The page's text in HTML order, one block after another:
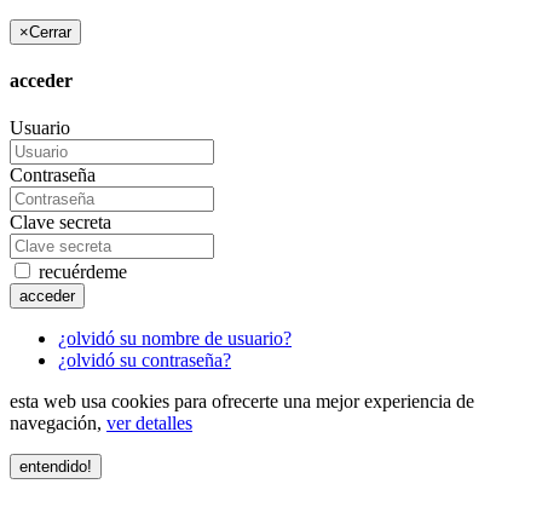
×Cerrar
acceder
Usuario
Contraseña
Clave secreta
recuérdeme
acceder
¿olvidó su nombre de usuario?
¿olvidó su contraseña?
esta web usa cookies para ofrecerte una mejor experiencia de
navegación, ver detalles
entendido!